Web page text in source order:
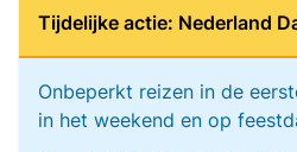
Tijdelijke actie: Nederland
Onbeperkt reizen in de
in het weekend en op